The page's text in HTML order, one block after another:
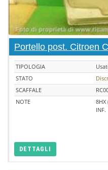
Portello post. Citroen
TIPOLOGIA
STATO
SCAFFALE
NOTE
8HX
INF.
DETTAGLI